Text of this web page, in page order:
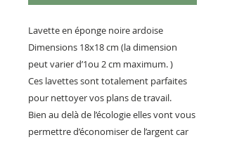
Lavette en éponge noire ardoise
Dimensions 18x18 cm (la dimension
peut varier d’1ou 2 cm maximum. )
Ces lavettes sont totalement parfaites
pour nettoyer vos plans de travail.
Bien au delà de l’écologie elles vont vous
permettre d’économiser de l’argent car